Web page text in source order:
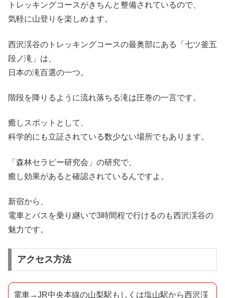
トレッキングコースがきちんと整備されているので、
気軽に山登りを楽しめます。
西沢渓谷のトレッキングコースの最奥部にある
「七ツ釜五
段ノ滝」 は、
日本の滝百選の一つ。
階段を降りるように流れ落ちる滝は圧巻の一言です。
癒しスポットとして、
科学的にも立証されている数少ない場所でもあります。
「森林セラピー研究会」の研究で、
癒し効果があると確認されているんですよ。
新宿から、
電車とバスを乗り継いで3時間程で行けるのも西沢渓谷の
魅力です。
アクセス方法
電車→JR中央本線の山梨駅もしくは塩山駅から西沢渓